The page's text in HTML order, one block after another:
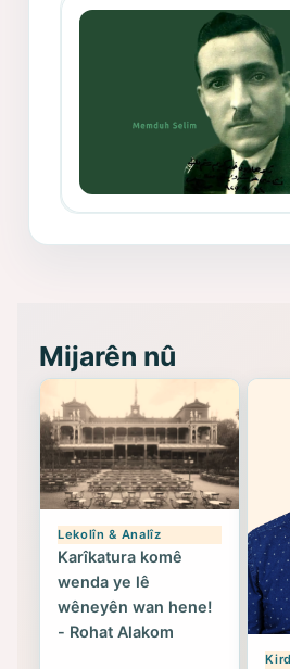
(Hoybun)’un Kuruluş
Mijarên nû
Lekolîn & Analîz
Karîkatura komê
wenda ye lê
wêneyên wan hene!
- Rohat Alakom